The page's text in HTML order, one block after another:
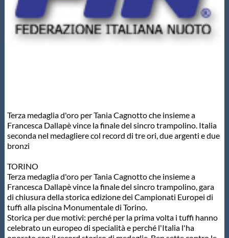
GUG
Scuole Nuoto
Area Legislativa
Protezione Civile
Qualità
Sostenibilità
Terza medaglia d'oro per Tania Cagnotto che insieme a
Francesca Dallapè vince la finale del sincro trampolino. Italia
seconda nel medagliere col record di tre ori, due argenti e due
bronzi
TORINO
Terza medaglia d'oro per Tania Cagnotto che insieme a
Francesca Dallapè vince la finale del sincro trampolino, gara
di chiusura della storica edizione dei Campionati Europei di
tuffi alla piscina Monumentale di Torino.
Storica per due motivi: perché per la prima volta i tuffi hanno
celebrato un europeo di specialità e perché l'Italia l'ha